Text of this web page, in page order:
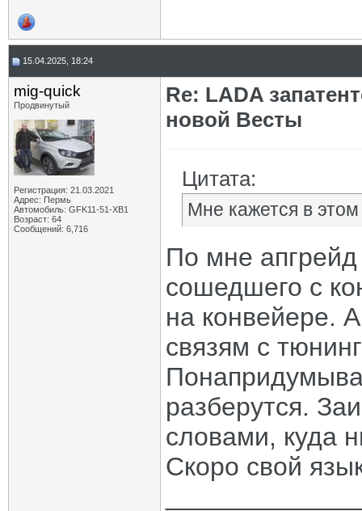
15.04.2025, 18:24
mig-quick
Продвинутый
Регистрация: 21.03.2021
Адрес: Пермь
Автомобиль: GFK11-51-ХВ1
Возраст: 64
Сообщений: 6,716
Re: LADA
новой Весты
Цитата:
Мне кажется в
По мне
сошедшего с
на конвейере.
связям с
разберутся.
словами, куда
Скоро свой